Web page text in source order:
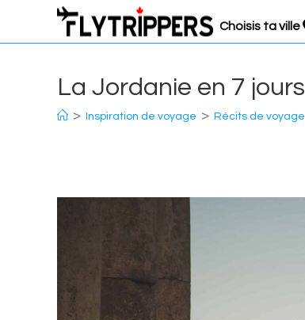
Choisis ta ville
La Jordanie en 7 jours
> Inspiration de voyage > Récits de voyage